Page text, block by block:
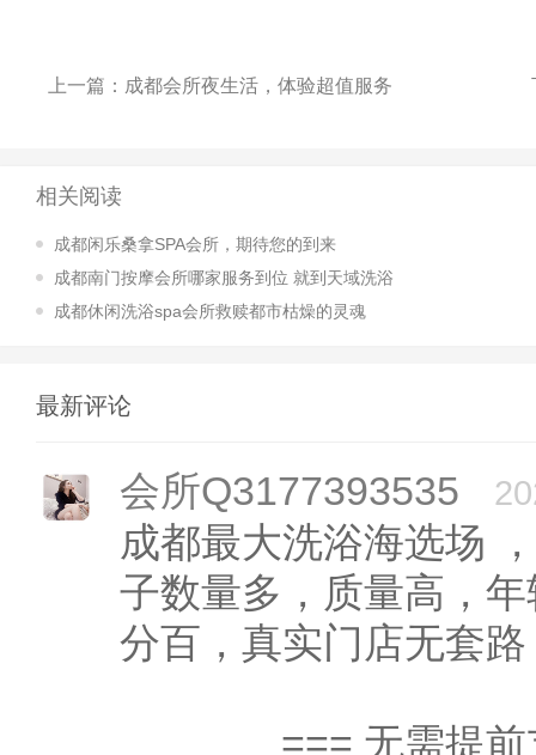
上一篇： 成都会所夜生活，体验超值服务
相关阅读
成都闲乐桑拿SPA会所，期待您的到来
成都南门按摩会所哪家服务到位 就到天域洗浴
成都休闲洗浴spa会所救赎都市枯燥的灵魂
最新评论
会所Q3177393535
成都最大洗浴海选场
子数量多，质量高，
分百，真实门店无
=== 无需提前支